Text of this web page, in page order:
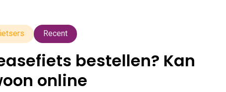
Recent
bestellen? Kan
online